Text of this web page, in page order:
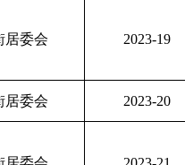
居委会 2023-19
居委会 2023-20